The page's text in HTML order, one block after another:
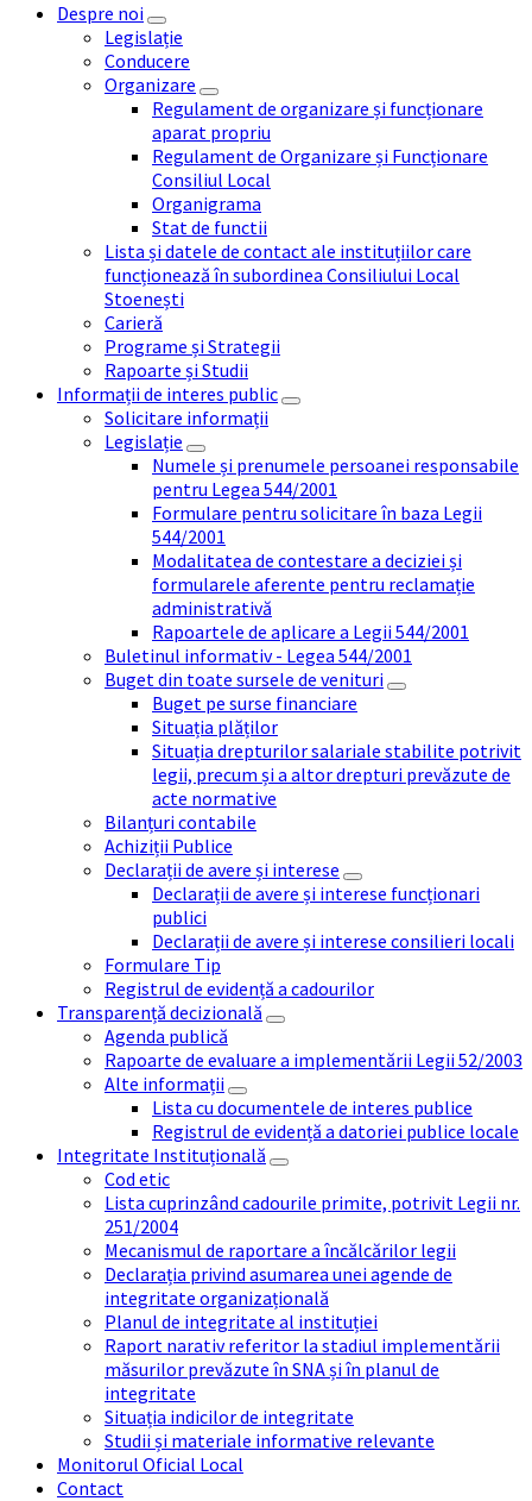
Despre noi
Legislație
Conducere
Organizare
Regulament de organizare și funcționare
aparat propriu
Regulament de Organizare și Funcționare
Consiliul Local
Organigrama
Stat de functii
Lista și datele de contact ale instituțiilor care
funcționează în subordinea Consiliului Local
Stoenești
Carieră
Programe și Strategii
Rapoarte și Studii
Informații de interes public
Solicitare informații
Legislație
Numele și prenumele persoanei responsabile
pentru Legea 544/2001
Formulare pentru solicitare în baza Legii
544/2001
Modalitatea de contestare a deciziei și
formularele aferente pentru reclamație
administrativă
Rapoartele de aplicare a Legii 544/2001
Buletinul informativ - Legea 544/2001
Buget din toate sursele de venituri
Buget pe surse financiare
Situația plăților
Situația drepturilor salariale stabilite potrivit
legii, precum și a altor drepturi prevăzute de
acte normative
Bilanțuri contabile
Achiziții Publice
Declarații de avere și interese
Declarații de avere și interese funcționari
publici
Declarații de avere și interese consilieri locali
Formulare Tip
Registrul de evidență a cadourilor
Transparență decizională
Agenda publică
Rapoarte de evaluare a implementării Legii 52/2003
Alte informații
Lista cu documentele de interes publice
Registrul de evidență a datoriei publice locale
Integritate Instituțională
Cod etic
Lista cuprinzând cadourile primite, potrivit Legii nr.
251/2004
Mecanismul de raportare a încălcărilor legii
Declarația privind asumarea unei agende de
integritate organizațională
Planul de integritate al instituției
Raport narativ referitor la stadiul implementării
măsurilor prevăzute în SNA și în planul de
integritate
Situația indicilor de integritate
Studii și materiale informative relevante
Monitorul Oficial Local
Contact